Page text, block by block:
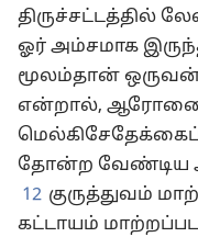
திருச்சட்டத்தில்
ஓர் அம்சமாக
மூலம்தான்
என்றால்,
தோன்ற வேண்டிய
12 குருத்துவம்
கட்டாயம்